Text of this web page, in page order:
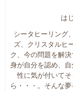
は
シータヒーリング
ズ、クリスタルヒ
ク、今の問題を解
身が自分を認め、
性に気が付いて
ら・・・。そんな